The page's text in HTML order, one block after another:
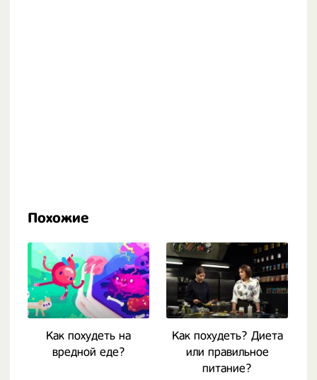
Похожие
Как похудеть на
вредной еде?
Как похудеть? Диета
или правильное
питание?